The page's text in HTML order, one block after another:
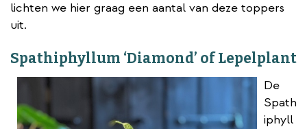
lichten we hier graag een aantal van deze toppers
uit.
Spathiphyllum ‘Diamond’ of Lepelplant
De
Spath
iphyll